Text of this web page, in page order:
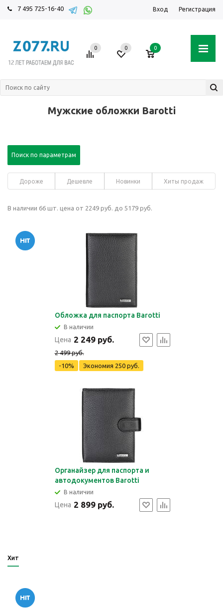
7 495 725-16-40 Вход Регистрация
0 0 0
Мужские обложки Barotti
Поиск по параметрам
Дороже Дешевле Новинки Хиты продаж
В наличии 66 шт. цена от 2249 руб. до 5179 руб.
Обложка для паспорта Barotti
В наличии
Цена 2 249 руб.
2 499 руб.
-10%
Экономия 250 руб.
Органайзер для паспорта и
автодокументов Barotti
В наличии
Цена 2 899 руб.
Хит